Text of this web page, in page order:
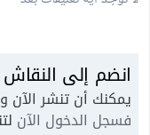
انضم إلى النقاش
يمكنك أن تنشر الآن
فسجل الدخول الآن